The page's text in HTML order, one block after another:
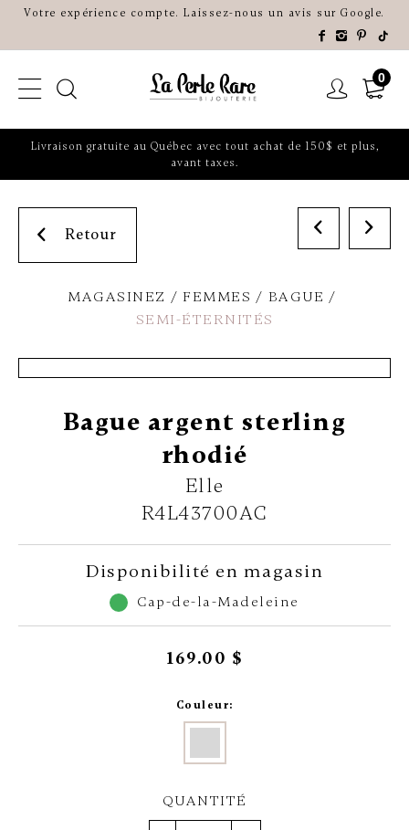
Votre expérience compte. Laissez-nous un avis sur Google.
0
Livraison gratuite au Québec avec tout achat de 150$ et plus,
avant taxes.
Retour
MAGASINEZ FEMMES
BAGUE
SEMI-ÉTERNITÉS
Bague argent sterling
rhodié
Elle
R4L43700AC
Disponibilité en magasin
Cap-de-la-Madeleine
169.00 $
Couleur:
QUANTITÉ